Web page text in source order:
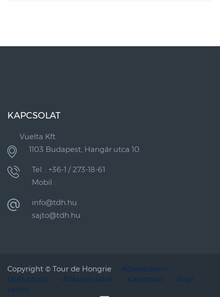
KAPCSOLAT
Vuelta Kft.
1103 Budapest, Hangár utca 10.
Tel. : +36-1 / 273-18-61
Mobil :
info@tdh.hu
sajto@tdh.hu
Copyright © Tour de Hongrie
Adatvédelmi
tájékoztató
Állásajánlatok Kapcsolat
Régi
verzió